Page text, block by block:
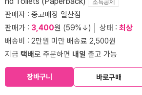
소득공제
판매자 : 중고매장 일산점
판매가 : 3,400원 (59%↓) │ 상태 : 최상
배송비 : 2만원 미만 배송료 2,500원
지금 택배로 주문하면 내일 출고 가능
장바구니 바로구매